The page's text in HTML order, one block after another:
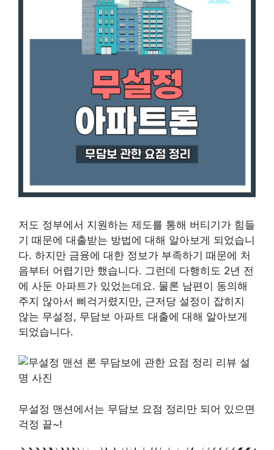
저도 정부에서 지원하는 제도를 통해 버티기가 힘들
기 때문에 대출받는 방법에 대해 알아보게 되었습니
다. 하지만 금융에 대한 정보가 부족하기 때문에 처
음부터 어렵기만 했습니다. 그런데 다행히도 2년 전
에 사둔 아파트가 있었는데요. 물론 남편이 동의해
주지 않아서 삐걱거렸지만, 근저당 설정이 잡히지
않는 무설정, 무담보 아파트 대출에 대해 알아보게
되었습니다.
무설정 맨션에서는 무담보 요점 정리만 되어 있으면
걱정 끝~!